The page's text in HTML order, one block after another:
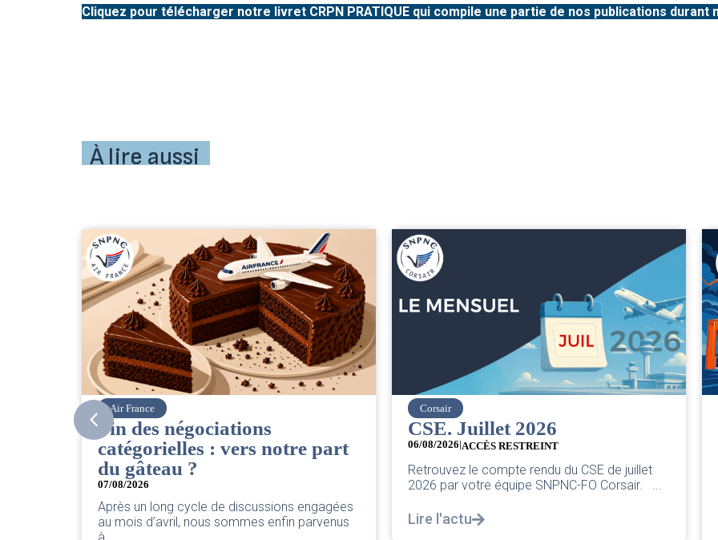
Cliquez pour télécharger notre livret CRPN PRATIQUE qui compile une partie de nos publications durant
À lire aussi
Corsair
CSE. Juillet 2026
06/08/2026|ACCÈS RESTREINT
Retrouvez le compte rendu du CSE de juillet
2026 par votre équipe SNPNC-FO Corsair. ...
Lire l'actu
easyJet
Grève chez easyJet
05/08/2026
Chers collègues, La direction vient de sortir sa
classique pleurnicherie corporate. On va la
décortiquer...
Lire l'actu